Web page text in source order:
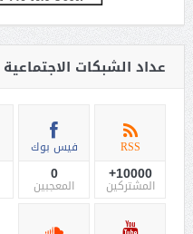
عداد الشبكات الاجتماعية
RSS
10000+
المشتركين
فيس بوك
0
المعجبين